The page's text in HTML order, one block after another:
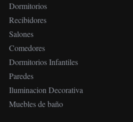
Dormitorios
Recibidores
Salones
Comedores
Dormitorios Infantiles
Paredes
Iluminacion Decorativa
Muebles de baño